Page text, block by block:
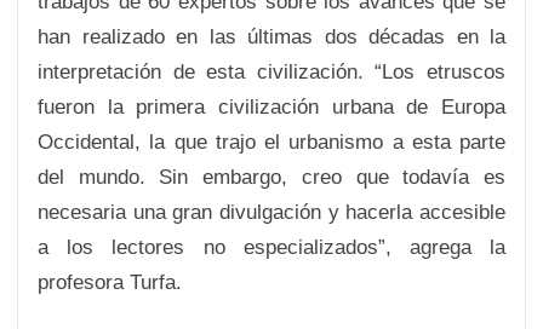
han realizado en las últimas dos décadas en la
interpretación de esta civilización. “Los etruscos
fueron la primera civilización urbana de Europa
Occidental, la que trajo el urbanismo a esta parte
del mundo. Sin embargo, creo que todavía es
necesaria una gran divulgación y hacerla accesible
a los lectores no especializados”, agrega la
profesora Turfa.